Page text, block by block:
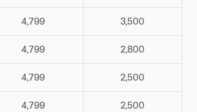
4,799 3,500
4,799 2,800
4,799 2,500
4,799 2,500